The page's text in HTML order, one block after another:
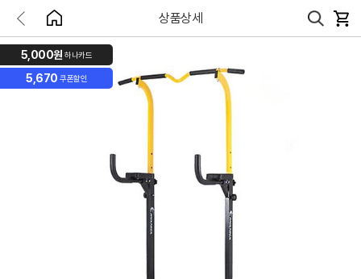
상품상세
5,000원 하나카드
5,670 쿠폰할인